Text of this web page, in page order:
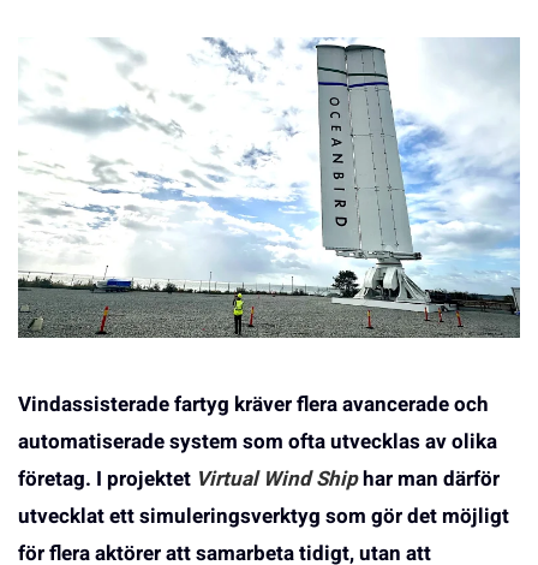
Vindassisterade fartyg kräver flera avancerade och
automatiserade system som ofta utvecklas av olika
företag. I projektet Virtual Wind Shiphar man därför
utvecklat ett simuleringsverktyg som gör det möjligt
för flera aktörer att samarbeta tidigt, utan att